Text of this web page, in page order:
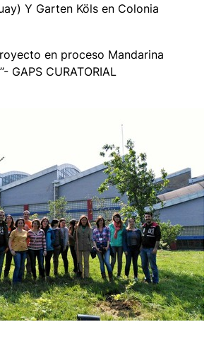
Y Garten Köls en Colonia
en proceso Mandarina
GAPS CURATORIAL